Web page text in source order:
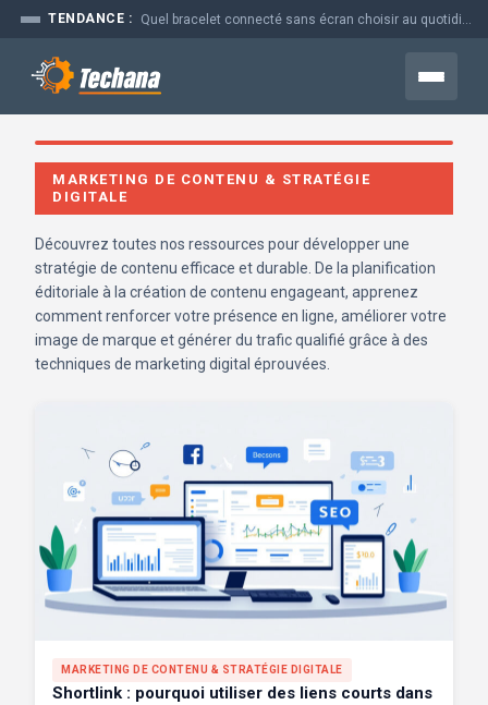
Aller
contenu
TENDANCE :
Menu
MARKETING DE CONTENU & STRATÉGIE
DIGITALE
Découvrez toutes nos ressources pour développer une
stratégie de contenu efficace et durable. De la planification
éditoriale à la création de contenu engageant, apprenez
comment renforcer votre présence en ligne, améliorer votre
image de marque et générer du trafic qualifié grâce à des
techniques de marketing digital éprouvées.
MARKETING DE CONTENU & STRATÉGIE DIGITALE
Shortlink : pourquoi utiliser des liens courts dans